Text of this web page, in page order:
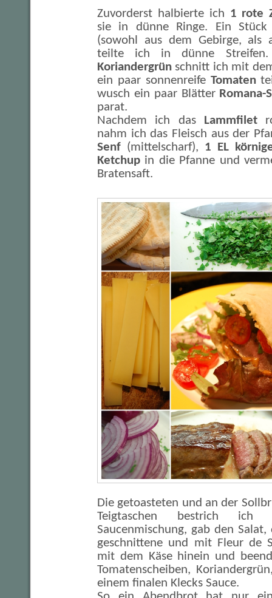
Zuvorderst halbierte ich 1 rote
sie in dünne Ringe. Ein
(sowohl aus dem Gebirge, als
teilte ich in dünne
Koriandergrün schnitt ich mit
ein paar sonnenreife Tomaten
wusch ein paar Blätter Romana-
parat.
Nachdem ich das
Lammfilet
nahm ich das Fleisch aus der
Senf (mittelscharf), 1 EL
Ketchup in die Pfanne und
Bratensaft.
Die getoasteten und an der
Teigtaschen bestrich
Saucenmischung, gab den
geschnittene und mit Fleur de
mit dem Käse hinein und
Tomatenscheiben,
einem finalen Klecks Sauce.